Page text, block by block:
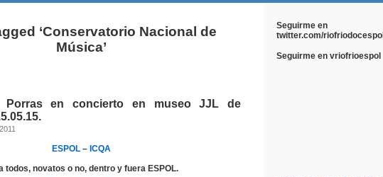
‘Conservatorio Nacional de
Música’
Porras en concierto en museo JJL de
ESPOL – ICQA
todos, novatos o no, dentro y fuera ESPOL.
Seguirme en
twitter.com/riofriodocespol
Seguirme en vriofrioespol